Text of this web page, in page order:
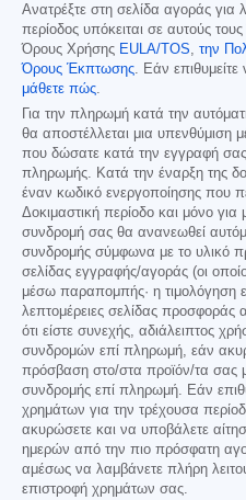
Ανατρέξτε στη σελίδα αγοράς για
περίοδος υπόκειται σε αυτούς
Όρους Χρήσης EULA/TOS, την
Όρους Έκπτωσης. Εάν
μάθετε πώς.
Για την πληρωμή κατά την
θα αποστέλλεται μια υπενθύμιση
που δώσατε κατά την εγγραφή
πληρωμής. Κατά την έναρξη της
έναν κωδικό ενεργοποίησης που
Δοκιμαστική περίοδο και μόνο
συνδρομή σας θα ανανεωθεί
συνδρομής σύμφωνα με το υλικό
σελίδας εγγραφής/αγοράς (οι
μέσω παραπομπής· η τιμολόγηση
λεπτομέρειες σελίδας
ότι είστε συνεχής, αδιάλειπτος
συνδρομών επί πληρωμή, εάν
πρόσβαση στο/στα προϊόν/τα σας
συνδρομής επί πληρωμή. Εάν
χρημάτων για την τρέχουσα
ακυρώσετε και να υποβάλετε
ημερών από την πιο πρόσφατη
αμέσως να λαμβάνετε πλήρη
επιστροφή χρημάτων σας.